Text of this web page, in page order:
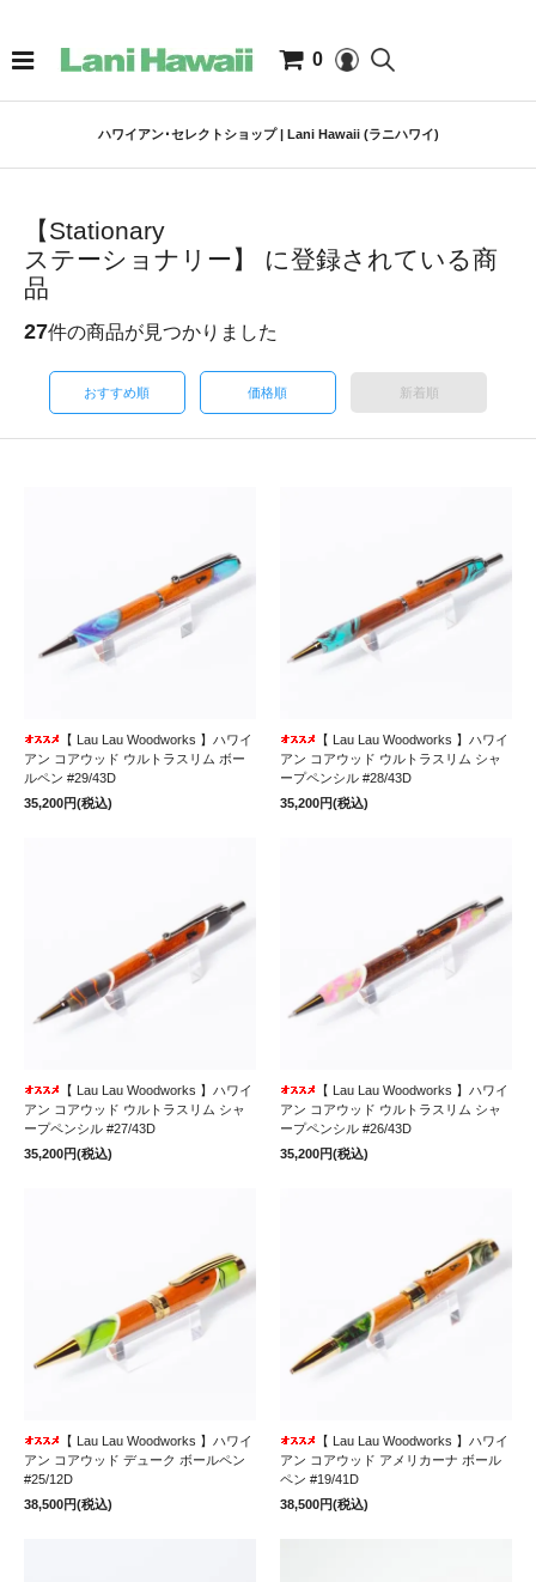
0
ハワイアン･セレクトショップ | Lani Hawaii (ラニハワイ)
【Stationary
ステーショナリー】 に登録されている商
品
27件の商品が見つかりました
おすすめ順 価格順 新着順
【 Lau Lau Woodworks 】ハワイ
アン コアウッド ウルトラスリム ボー
ルペン #29/43D
35,200円(税込)
【 Lau Lau Woodworks 】ハワイ
アン コアウッド ウルトラスリム シャ
ープペンシル #28/43D
35,200円(税込)
【 Lau Lau Woodworks 】ハワイ
アン コアウッド ウルトラスリム シャ
ープペンシル #27/43D
35,200円(税込)
【 Lau Lau Woodworks 】ハワイ
アン コアウッド ウルトラスリム シャ
ープペンシル #26/43D
35,200円(税込)
【 Lau Lau Woodworks 】ハワイ
アン コアウッド デューク ボールペン
#25/12D
38,500円(税込)
【 Lau Lau Woodworks 】ハワイ
アン コアウッド アメリカーナ ボール
ペン #19/41D
38,500円(税込)